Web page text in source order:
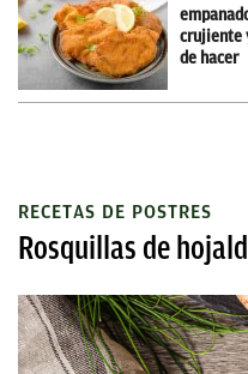
crujiente
de hacer
RECETAS DE POSTRES
Rosquillas de